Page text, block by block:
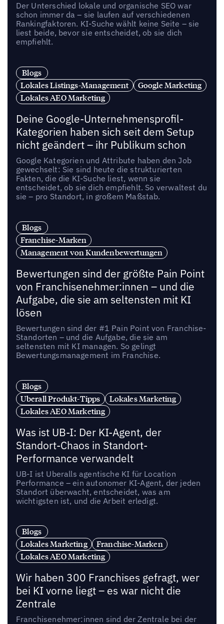
Der Unterschied lokale und organische SEO war
schon immer da – sie laufen auf verschiedenen
Rankingfaktoren. KI-Suche wählt keine Seite – sie
liest beide, bevor sie entscheidet, ob sie dich
empfiehlt.
Blogs
Lokales Listings-Management
Google Marketing
Lokales AEO Marketing
Deine Google-Unternehmensprofil-
Kategorien haben sich seit dem Setup
nicht geändert – ihr Publikum schon
Google Kategorien und Attribute haben den Job
gewechselt: Sie sind heute die strukturierten
Fakten, die die KI-Suche liest, wenn sie
entscheidet, ob sie dich empfiehlt. So verwaltest du
sie – pro Standort, in großem Maßstab.
Blogs
Franchise-Marken
Management von Kundenbewertungen
Bewertungen sind der größte Pain Point
von Franchisenehmer:innen – und die
Aufgabe, die sie am seltensten mit KI
lösen
Bewertungen sind der #1 Pain Point von Franchise-
Standorten – und die Aufgabe, die sie am
seltensten mit KI managen. So gelingt
Bewertungsmanagement im Franchise.
Blogs
Uberall Produkt-Tipps
Lokales Marketing
Lokales AEO Marketing
Was ist UB-I: Der KI-Agent, der
Standort-Chaos in Standort-
Performance verwandelt
UB-I ist Uberalls agentische KI für Location
Performance – ein autonomer KI-Agent, der jeden
Standort überwacht, entscheidet, was am
wichtigsten ist, und die Arbeit erledigt.
Blogs
Lokales Marketing
Franchise-Marken
Lokales AEO Marketing
Wir haben 300 Franchises gefragt, wer
bei KI vorne liegt – es war nicht die
Zentrale
Franchisenehmer:innen sind der Zentrale bei der